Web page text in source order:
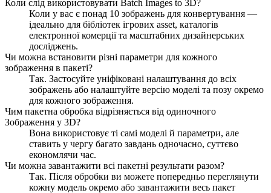
Коли слід використовувати Batch Images to 3D?
Коли у вас є понад 10 зображень для конвертування —
ідеально для бібліотек ігрових asset, каталогів
електронної комерції та масштабних дизайнерських
досліджень.
Чи можна встановити різні параметри для кожного
зображення в пакеті?
Так. Застосуйте уніфіковані налаштування до всіх
зображень або налаштуйте версію моделі та позу окремо
для кожного зображення.
Чим пакетна обробка відрізняється від одиночного
Зображення у 3D?
Вона використовує ті самі моделі й параметри, але
ставить у чергу багато завдань одночасно, суттєво
економлячи час.
Чи можна завантажити всі пакетні результати разом?
Так. Після обробки ви можете попередньо переглянути
кожну модель окремо або завантажити весь пакет